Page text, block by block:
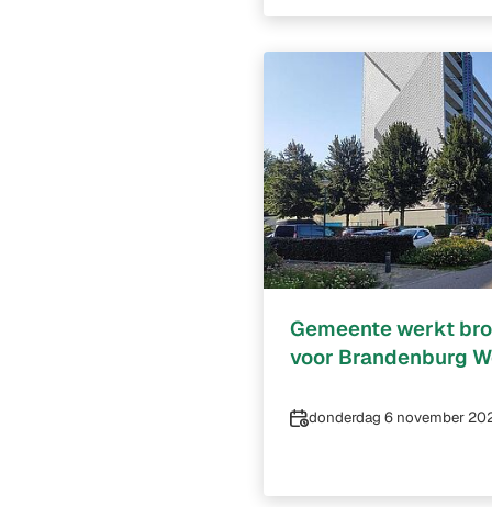
Gemeente werkt
voor Brandenburg
Datum
donderdag 6 november